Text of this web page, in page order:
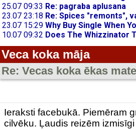
Veca koka māja
Re: Vecas koka ēkas
Ieraksti facebukā. Piemēram
cilvēku. Ļaudis reizēm